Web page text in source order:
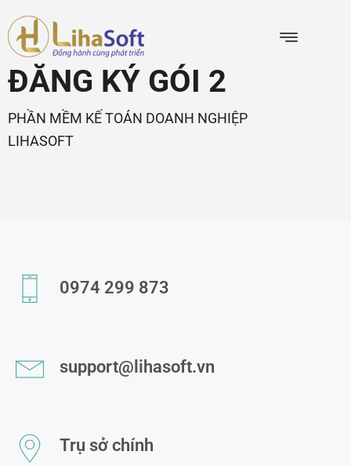
ĐĂNG KÝ GÓI 2
PHẦN MỀM KẾ TOÁN DOANH NGHIỆP
LIHASOFT
0974 299 873
support@lihasoft.vn
Trụ sở chính